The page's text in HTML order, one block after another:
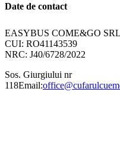
Date de contact
EASYBUS COME&GO SRL
CUI: RO41143539
NRC: J40/6728/2022
Sos. Giurgiului nr
118Email: